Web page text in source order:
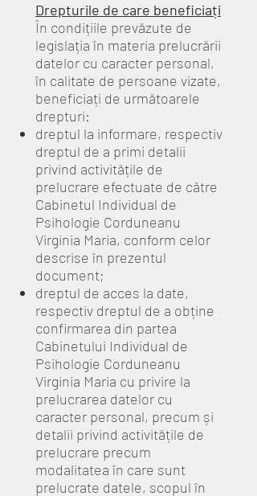
Drepturile de care beneficiați
În condițiile prevăzute de
legislația în materia prelucrării
datelor cu caracter personal,
în calitate de persoane vizate,
beneficiați de următoarele
drepturi:
dreptul la informare, respectiv
dreptul de a primi detalii
privind activitățile de
prelucrare efectuate de către
Cabinetul Individual de
Psihologie Corduneanu
Virginia Maria, conform celor
descrise în prezentul
document;
dreptul de acces la date,
respectiv dreptul de a obține
confirmarea din partea
Cabinetului Individual de
Psihologie Corduneanu
Virginia Maria cu privire la
prelucrarea datelor cu
caracter personal, precum și
detalii privind activitățile de
prelucrare precum
modalitatea în care sunt
prelucrate datele, scopul în